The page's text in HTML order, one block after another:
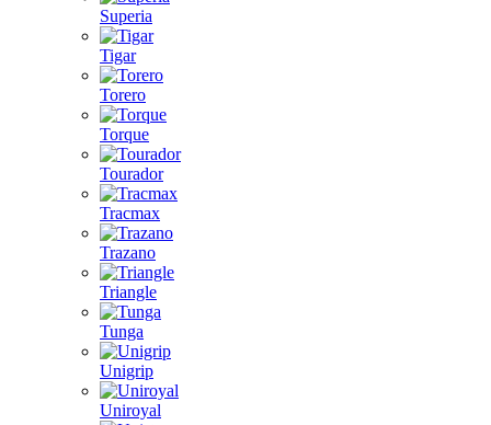
Superia
Tigar
Torero
Torque
Tourador
Tracmax
Trazano
Triangle
Tunga
Unigrip
Uniroyal